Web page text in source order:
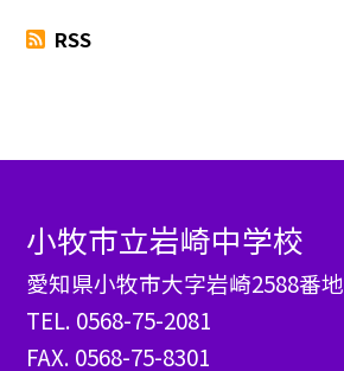
RSS
小牧市立岩崎中学校
愛知県小牧市大字岩崎2588番地
TEL. 0568-75-2081
FAX. 0568-75-8301